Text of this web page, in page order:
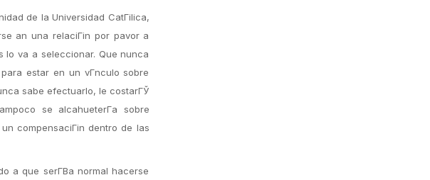
de la Universidad CatГіlica,
an una relaciГіn por pavor a
lo va a seleccionar. Que nunca
estar en un vГ­nculo sobre
sabe efectuarlo, le costarГЎ
se alcahueterГ­a sobre
compensaciГіn dentro de las
a que serГ­В­a normal hacerse